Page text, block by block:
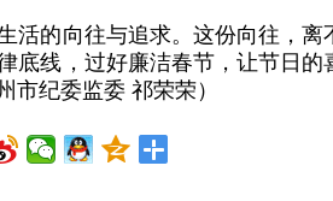
活的向往与追求。这份向往，离
底线，过好廉洁春节，让节日的
纪委监委 祁荣荣）